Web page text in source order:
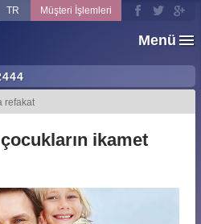
Menü
TR Müşteri İşlemleri
refakat
ikamet